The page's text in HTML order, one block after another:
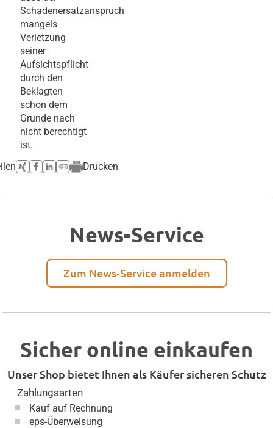
Schadenersatzanspruch
mangels
Verletzung
seiner
Aufsichtspflicht
durch den
Beklagten
schon dem
Grunde nach
nicht berechtigt
ist.
Drucken
News-Service
Zum News-Service anmelden
Sicher online einkaufen
Unser Shop bietet Ihnen als Käufer sicheren Schutz
Zahlungsarten
Kauf auf Rechnung
eps-Überweisung